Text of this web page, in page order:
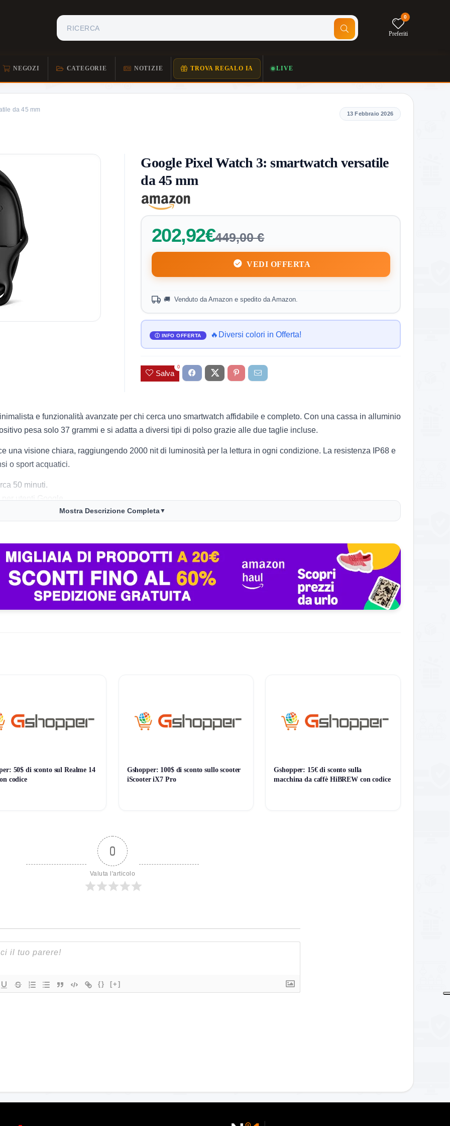
0
Preferiti
NEGOZI CATEGORIE NOTIZIE TROVA REGALO IA LIVE
da 45 mm
Google Pixel Watch 3: smartwatch versatile
da 45 mm
202,92€449,00 €
VEDI OFFERTA
🚚 Venduto da Amazon e spedito da Amazon.
🔥Diversi colori in Offerta!
Salva
0
13 Febbraio 2026
e funzionalità avanzate per chi cerca uno smartwatch affidabile e completo. Con una cassa in alluminio
pesa solo 37 grammi e si adatta a diversi tipi di polso grazie alle due taglie incluse.
una visione chiara, raggiungendo 2000 nit di luminosità per la lettura in ogni condizione. La resistenza IP68 e
o sport acquatici.
50 minuti.
utenti Google.
sonno, stress e postura grazie a sensori evoluti e all’integrazione con Fitbit.
comandi e risposte rapide.
leggero se cerchi comodità prolungata.
intuitiva e un ecosistema Android fluido.
agli altri top di gamma, soprattutto per chi privilegia integrazione, personalizzazione e analisi approfondita di
Mostra Descrizione Completa▼
50$ di sconto sul Realme 14
codice
Gshopper: 100$ di sconto sullo scooter
iScooter iX7 Pro
Gshopper: 15€ di sconto sulla
macchina da caffè HiBREW con codice
0
Valuta l'articolo
{} [+]